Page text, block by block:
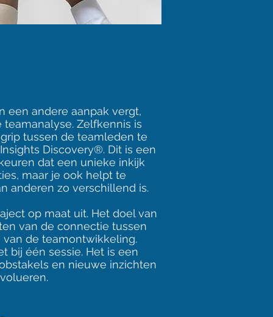
een andere aanpak vergt,
Zelfkennis is
tussen de teamleden te
Discovery®. Dit is een
dat een unieke inkijk
maar je ook helpt te
anderen zo verschillend is.
op maat uit. Het doel van
van de connectie tussen
de teamontwikkeling.
bij één sessie. Het is een
en nieuwe inzichten